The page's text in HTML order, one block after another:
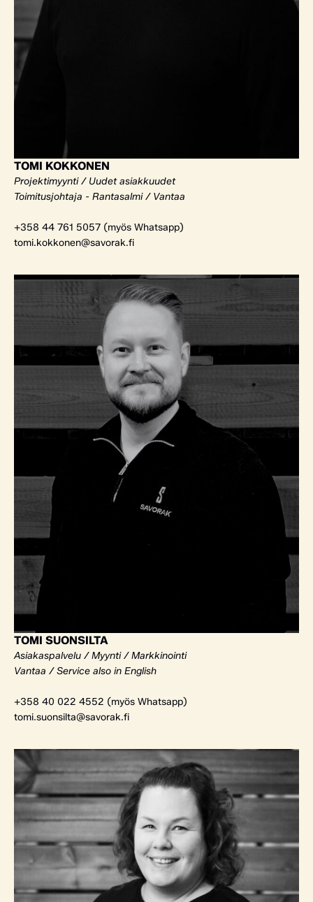
TOMI KOKKONEN
Projektimyynti / Uudet asiakkuudet
Toimitusjohtaja - Rantasalmi / Vantaa
+358 44 761 5057 (myös Whatsapp)
tomi.kokkonen@savorak.fi
TOMI SUONSILTA
Asiakaspalvelu / Myynti / Markkinointi
Vantaa / Service also in English
+358 40 022 4552 (myös Whatsapp)
tomi.suonsilta@savorak.fi